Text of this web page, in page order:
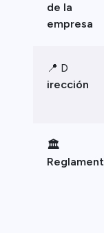
de la
empresa
📍 D
irección
🏛️